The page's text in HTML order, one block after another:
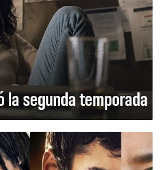
la segunda temporada